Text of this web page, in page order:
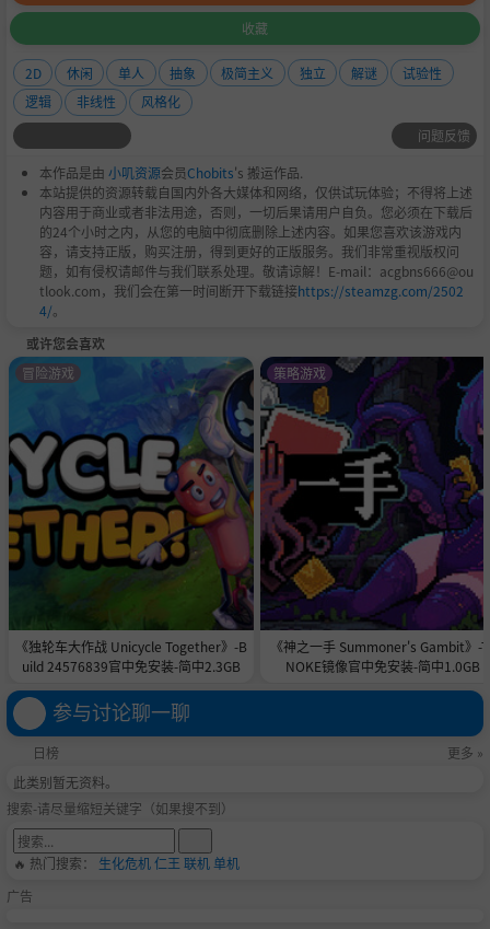
收藏
2D 休闲 单人 抽象 极简主义 独立 解谜
试验性
逻辑
非线性
风格化
问题反馈
本作品是由 小叽资源会员Chobits's 搬运作品.
本站提供的资源转载自国内外各大媒体和网络，仅供试玩体验；不得将上述
内容用于商业或者非法用途，否则，一切后果请用户自负。您必须在下载后
的24个小时之内，从您的电脑中彻底删除上述内容。如果您喜欢该游戏内
容，请支持正版，购买注册，得到更好的正版服务。我们非常重视版权问
题，如有侵权请邮件与我们联系处理。敬请谅解！E-mail：acgbns666@ou
tlook.com，我们会在第一时间断开下载链接https://steamzg.com/2502
4/。
或许您会喜欢
《独轮车大作战 Unicycle Together》-B
uild 24576839官中免安装-简中2.3GB
冒险游戏
《神之一手 Summoner's Gambit》-
NOKE镜像官中免安装-简中1.0GB
策略游戏
参与讨论聊一聊
日榜
更多 »
此类别暂无资料。
搜索-请尽量缩短关键字（如果搜不到）
🔥 热门搜索： 生化危机仁王 联机单机
广告